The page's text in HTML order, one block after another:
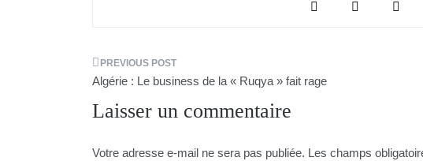
Navigation
de
Algérie : Le business de la « Ruqya » fait rage
Laisser un commentaire
Votre adresse e-mail ne sera pas publiée. Les champs